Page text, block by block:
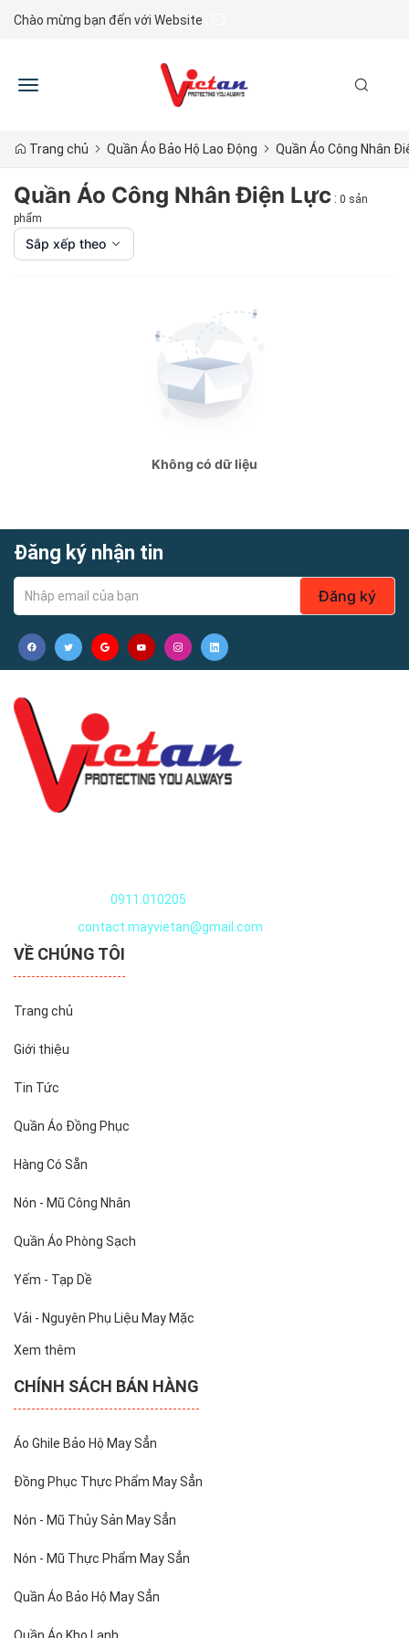
Chào mừng bạn đến với Website
Toggle
Trang chủ Quần Áo Bảo Hộ Lao Động Quần Áo Công Nhân
Quần Áo Công Nhân Điện Lực : 0 sản
phẩm
Sắp xếp theo
Không có dữ liệu
Đăng ký nhận tin
Đăng ký
0911.010205
contact.mayvietan@gmail.com
VỀ CHÚNG TÔI
Trang chủ
Giới thiệu
Tin Tức
Quần Áo Đồng Phục
Hàng Có Sẵn
Nón - Mũ Công Nhân
Quần Áo Phòng Sạch
Yếm - Tạp Dề
Vải - Nguyên Phụ Liệu May Mặc
Xem thêm
CHÍNH SÁCH BÁN HÀNG
Áo Ghile Bảo Hộ May Sẳn
Đồng Phục Thực Phẩm May Sẳn
Nón - Mũ Thủy Sản May Sẳn
Nón - Mũ Thực Phẩm May Sẳn
Quần Áo Bảo Hộ May Sẳn